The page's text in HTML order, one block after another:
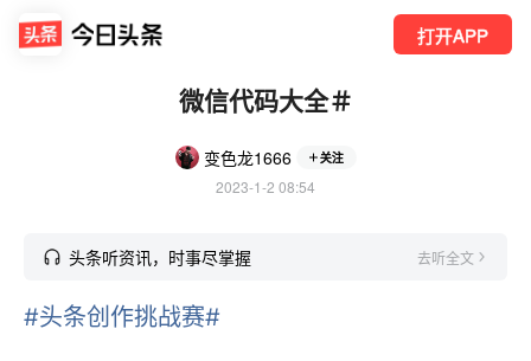
打开APP
微信代码大全＃
变色龙1666 关注
2023-1-2 08:54
头条听资讯，时事尽掌握 去听全文
#头条创作挑战赛#